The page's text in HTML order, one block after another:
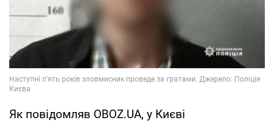
Як повідомляв OBOZ.UA, у Києві